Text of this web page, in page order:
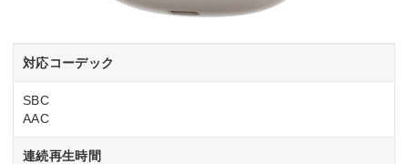
対応コーデック
SBC
AAC
連続再生時間